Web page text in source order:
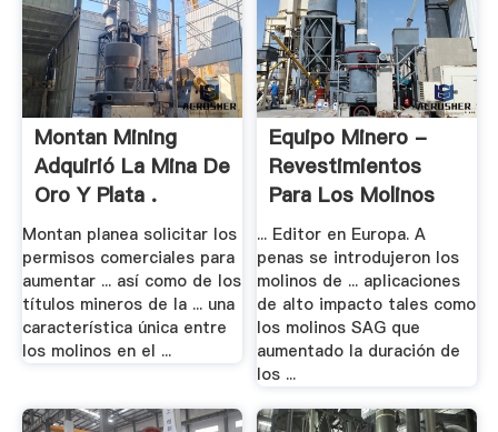
Montan Mining
Adquirió La Mina De
Oro Y Plata .
Montan planea solicitar los
permisos comerciales para
aumentar ... así como de los
títulos mineros de la ... una
característica única entre
los molinos en el ...
Equipo Minero -
Revestimientos
Para Los Molinos
... Editor en Europa. A
penas se introdujeron los
molinos de ... aplicaciones
de alto impacto tales como
los molinos SAG que
aumentado la duración de
los ...